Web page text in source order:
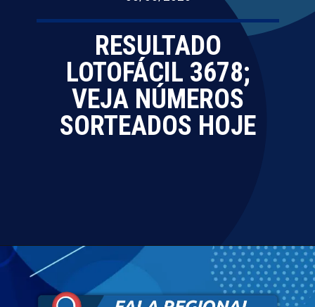
RESULTADO
LOTOFÁCIL 3678;
VEJA NÚMEROS
SORTEADOS HOJE